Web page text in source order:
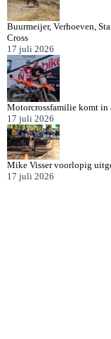
Buurmeijer, Verhoeven,
Cross
17 juli 2026
Motorcrossfamilie komt in
17 juli 2026
Mike Visser voorlopig
17 juli 2026